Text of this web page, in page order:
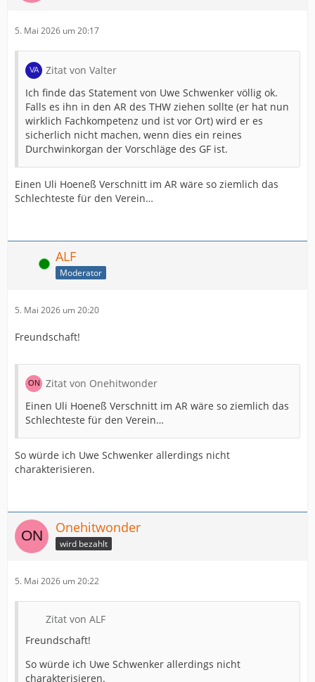
5. Mai 2026 um 20:17
Zitat von Valter
Ich finde das Statement von Uwe Schwenker völlig ok.
Falls es ihn in den AR des THW ziehen sollte (er hat nun
wirklich Fachkompetenz und ist vor Ort) wird er es
sicherlich nicht machen, wenn dies ein reines
Durchwinkorgan der Vorschläge des GF ist.
Einen Uli Hoeneß Verschnitt im AR wäre so ziemlich das
Schlechteste für den Verein…
Online ALF
Moderator
5. Mai 2026 um 20:20
Freundschaft!
Zitat von Onehitwonder
Einen Uli Hoeneß Verschnitt im AR wäre so ziemlich das
Schlechteste für den Verein…
So würde ich Uwe Schwenker allerdings nicht
charakterisieren.
Onehitwonder
wird bezahlt
5. Mai 2026 um 20:22
Zitat von ALF
Freundschaft!
So würde ich Uwe Schwenker allerdings nicht
charakterisieren.